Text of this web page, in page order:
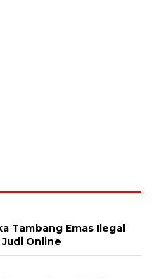
Tambang Emas Ilegal
Online